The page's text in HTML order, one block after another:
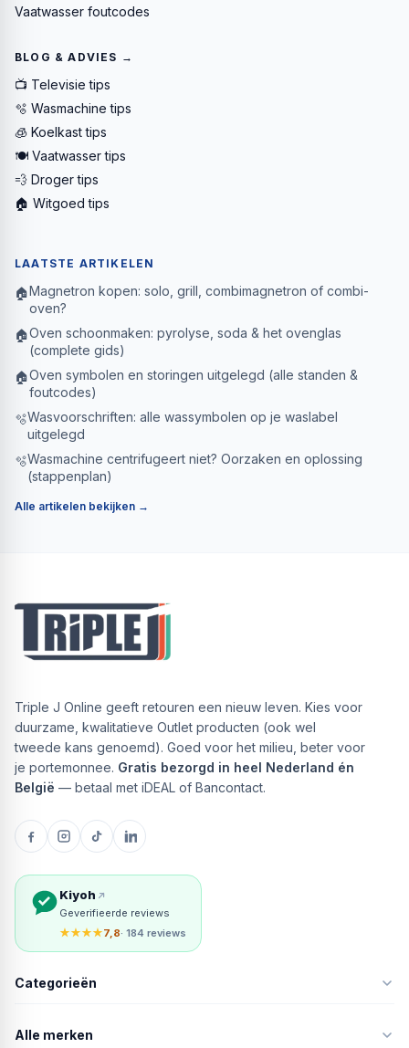
Vaatwasser foutcodes
BLOG & ADVIES →
📺 Televisie tips
🫧 Wasmachine tips
🧊 Koelkast tips
🍽️ Vaatwasser tips
💨 Droger tips
🏠 Witgoed tips
LAATSTE ARTIKELEN
🏠Magnetron kopen: solo, grill, combimagnetron of combi-
oven?
🏠Oven schoonmaken: pyrolyse, soda & het ovenglas
(complete gids)
🏠Oven symbolen en storingen uitgelegd (alle standen &
foutcodes)
🫧Wasvoorschriften: alle wassymbolen op je waslabel
uitgelegd
🫧Wasmachine centrifugeert niet? Oorzaken en oplossing
(stappenplan)
Alle artikelen bekijken →
Triple J Online geeft retouren een nieuw leven. Kies voor
duurzame, kwalitatieve Outlet producten (ook wel
tweede kans genoemd). Goed voor het milieu, beter voor
je portemonnee. Gratis bezorgd in heel Nederland én
België — betaal met iDEAL of Bancontact.
Kiyoh
Geverifieerde reviews
★★★★7,8· 184 reviews
Categorieën
Alle merken